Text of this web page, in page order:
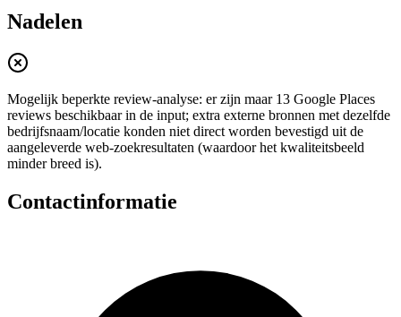
Nadelen
Mogelijk beperkte review-analyse: er zijn maar 13 Google Places
reviews beschikbaar in de input; extra externe bronnen met dezelfde
bedrijfsnaam/locatie konden niet direct worden bevestigd uit de
aangeleverde web-zoekresultaten (waardoor het kwaliteitsbeeld
minder breed is).
Contactinformatie